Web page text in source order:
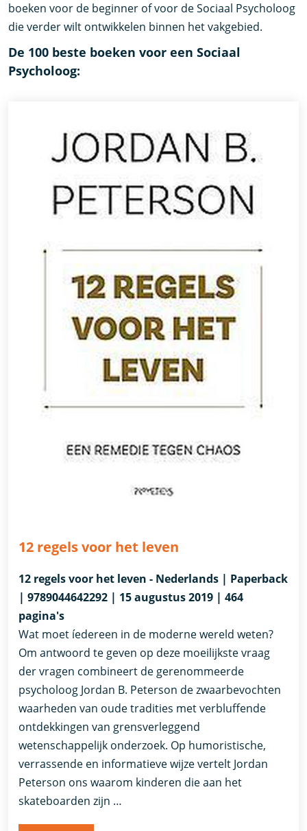
boeken voor de beginner of voor de Sociaal Psycholoog
die verder wilt ontwikkelen binnen het vakgebied.
De 100 beste boeken voor een Sociaal
Psycholoog:
12 regels voor het leven
12 regels voor het leven - Nederlands | Paperback
| 9789044642292 | 15 augustus 2019 | 464
pagina's
Wat moet íedereen in de moderne wereld weten?
Om antwoord te geven op deze moeilijkste vraag
der vragen combineert de gerenommeerde
psycholoog Jordan B. Peterson de zwaarbevochten
waarheden van oude tradities met verbluffende
ontdekkingen van grensverleggend
wetenschappelijk onderzoek. Op humoristische,
verrassende en informatieve wijze vertelt Jordan
Peterson ons waarom kinderen die aan het
skateboarden zijn …